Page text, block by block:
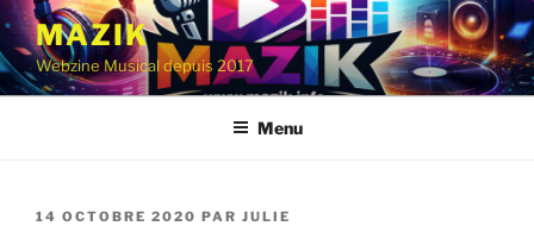
Aller
contenu
principal
MAZIK
Webzine Musical depuis 2017
Menu
PUBLIÉ
14 OCTOBRE 2020 PAR JULIE